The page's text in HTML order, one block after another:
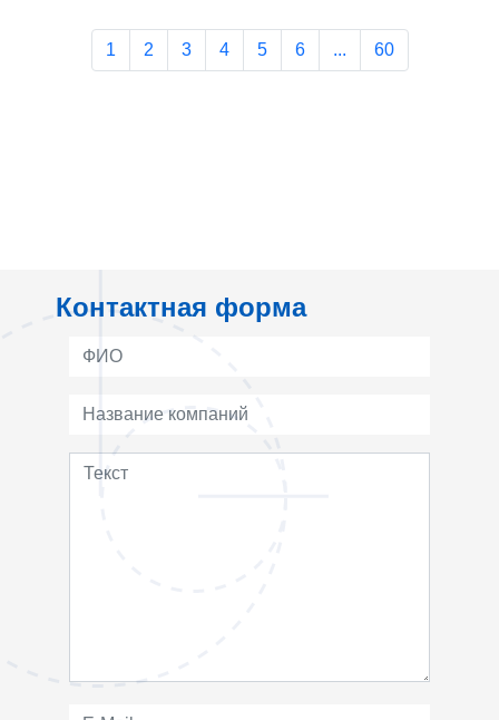
1 2 3 4 5 6 ... 60
Контактная форма